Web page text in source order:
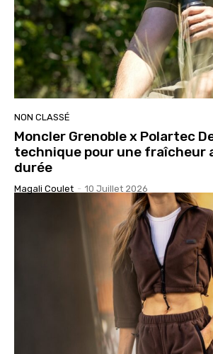
NON CLASSÉ
Moncler Grenoble x Polartec
technique pour une fraîcheur
durée
Magali Coulet - 10 Juillet 2026